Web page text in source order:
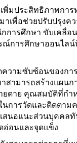
พิ่มประสิทธิภาพกา
าเพื่อช่วยปรับปรุงค
การศึกษา ขับเคลื่อน
ณ์การศึกษาออนไล
ความซับซ้อนของกา
าสามารถสร้างแผน
ยดาย คุณสมบัติที่กํา
นการวัดและติดตาม
สนอแนะส่วนบุคคลทั
อ่อนและจุดแข็ง